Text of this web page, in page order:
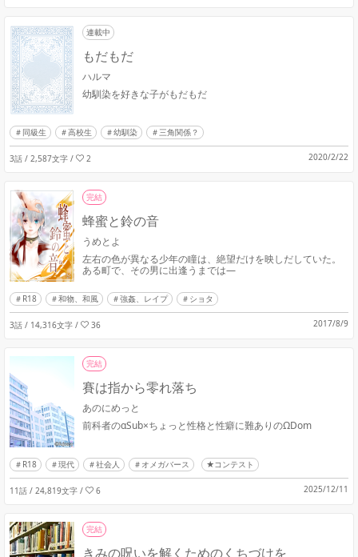
連載中
もだもだ
ハルマ
幼馴染を好きな子がもだもだ
同級生 高校生 幼馴染 三角関係？
3話 / 2,587文字 / 2 2020/2/22
完結
蜂蜜と鈴の音
うめとよ
左右の色が異なる少年の瞳は、絶望だけを映しだしていた。
ある町で、その男に出逢うまでは―
R18 和物、和風 強姦、レイプ ショタ
3話 / 14,316文字 / 36 2017/8/9
完結
賽は指から零れ落ち
あのにめっと
前科者のαSub×ちょっと性格と性癖に難ありのΩDom
R18 現代 社会人 オメガバース ★コンテスト
11話 / 24,819文字 / 6 2025/12/11
完結
きみの呪いを解くためのくちづけを